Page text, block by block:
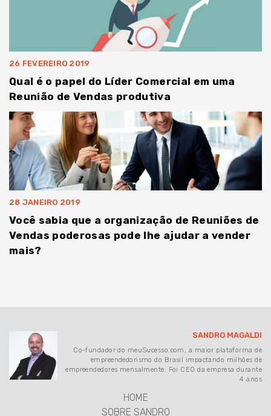
26 FEVEREIRO 2019
Qual é o papel do Líder Comercial em uma
Reunião de Vendas produtiva
28 JANEIRO 2019
Você sabia que a organização de Reuniões de
Vendas poderosas pode lhe ajudar a vender
mais?
SANDRO MAGALDI
Co-fundador do meuSucesso.com, a maior plataforma de
empreendedorismo do Brasil impactando milhões de
empreendedores mensalmente. Foi CEO da empresa durante
4 anos
HOME
SOBRE SANDRO